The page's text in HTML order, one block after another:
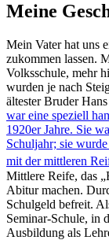
Meine
Mein Vater hat uns
zukommen lassen.
Volksschule, mehr
wurden je nach
ältester Bruder
war eine speziell
1920er Jahre. Sie
Schuljahr; sie
mit der mittleren
Mittlere Reife, das
Abitur machen.
Schulgeld befreit.
Seminar-Schule, in
Ausbildung als